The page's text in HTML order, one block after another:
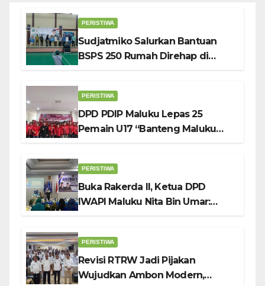
PERISTIWA
Sudjatmiko Salurkan Bantuan
BSPS 250 Rumah Direhap di
PERISTIWA
DPD PDIP Maluku Lepas 25
Pemain U17 “Banteng Maluku
PERISTIWA
Buka Rakerda II, Ketua DPD
IWAPI Maluku Nita Bin Umar:
PERISTIWA
Revisi RTRW Jadi Pijakan
Wujudkan Ambon Modern,